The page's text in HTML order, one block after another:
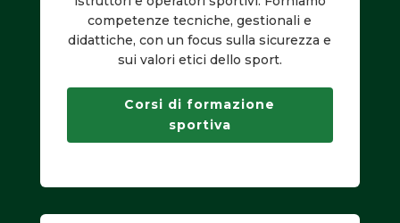
competenze tecniche, gestionali e
didattiche, con un focus sulla sicurezza e
sui valori etici dello sport.
Corsi di formazione
sportiva